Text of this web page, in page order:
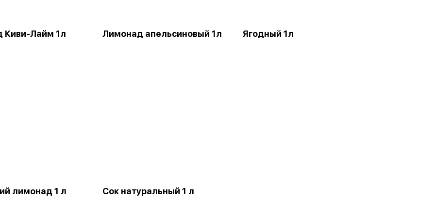
Киви-Лайм 1л Лимонад апельсиновый 1л Ягодный 1л
лимонад 1 л Сок натуральный 1 л